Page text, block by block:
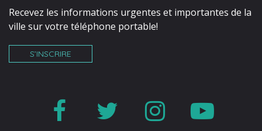
Recevez les informations urgentes et importantes de la
ville sur votre téléphone portable!
S’INSCRIRE
Lien Lien Lien